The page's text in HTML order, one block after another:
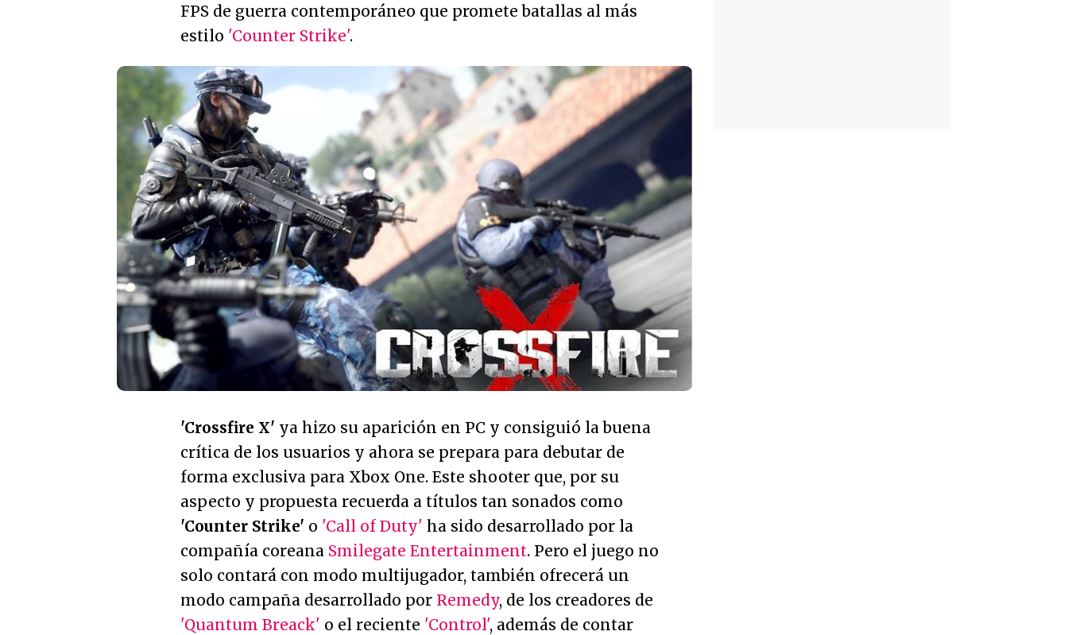
FPS de guerra contemporáneo que promete batallas al más
estilo 'Counter Strike'.
'Crossfire X' ya hizo su aparición en PC y consiguió la buena
crítica de los usuarios y ahora se prepara para debutar de
forma exclusiva para Xbox One. Este shooter que, por su
aspecto y propuesta recuerda a títulos tan sonados como
'Counter Strike' o 'Call of Duty' ha sido desarrollado por la
compañía coreana Smilegate Entertainment. Pero el juego no
solo contará con modo multijugador, también ofrecerá un
modo campaña desarrollado por Remedy, de los creadores de
'Quantum Breack' o el reciente 'Control', además de contar